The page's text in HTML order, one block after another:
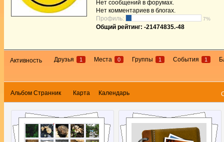
Нет сообщений в форумах.
Нет комментариев в блогах.
Профиль:
7%
Общий рейтинг: -21474835.-48
Активность Друзья 1 Места 0 Группы 1 События 1
Альбом Странник Карта Календарь